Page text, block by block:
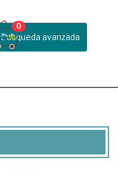
Busqueda avanzada
0